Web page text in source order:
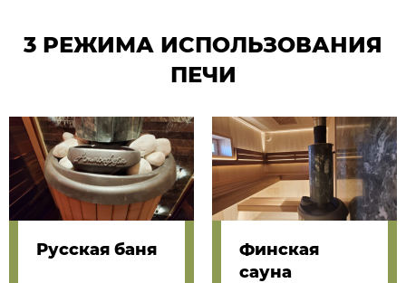
3 РЕЖИМА ИСПОЛЬЗОВАНИЯ
ПЕЧИ
Русская баня
Финская
сауна